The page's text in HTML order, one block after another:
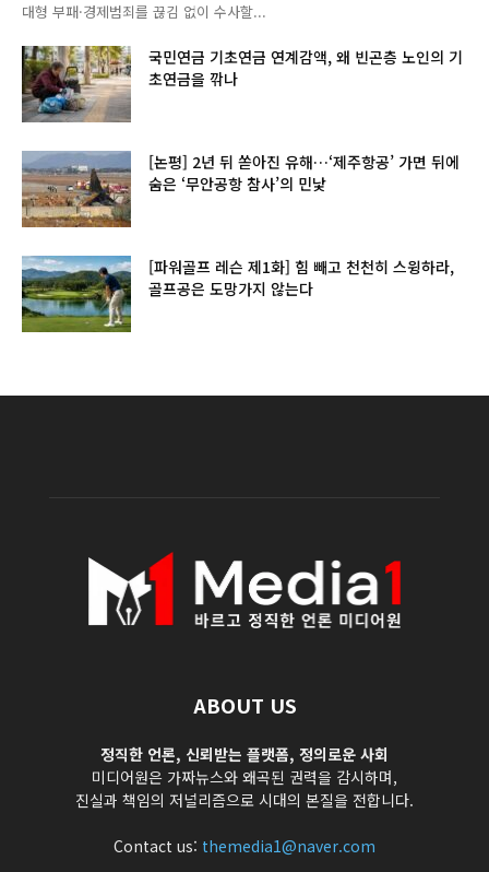
대형 부패·경제범죄를 끊김 없이 수사할...
국민연금 기초연금 연계감액, 왜 빈곤층 노인의 기
초연금을 깎나
[논평] 2년 뒤 쏟아진 유해…‘제주항공’ 가면 뒤에
숨은 ‘무안공항 참사’의 민낯
[파워골프 레슨 제1화] 힘 빼고 천천히 스윙하라,
골프공은 도망가지 않는다
ABOUT US
정직한 언론, 신뢰받는 플랫폼, 정의로운 사회
미디어원은 가짜뉴스와 왜곡된 권력을 감시하며,
진실과 책임의 저널리즘으로 시대의 본질을 전합니다.
Contact us: themedia1@naver.com